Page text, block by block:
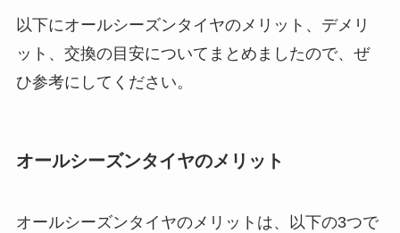
以下にオールシーズンタイヤのメリット、デメリ
ット、交換の目安についてまとめましたので、ぜ
ひ参考にしてください。
オールシーズンタイヤのメリット
オールシーズンタイヤのメリットは、以下の3つで